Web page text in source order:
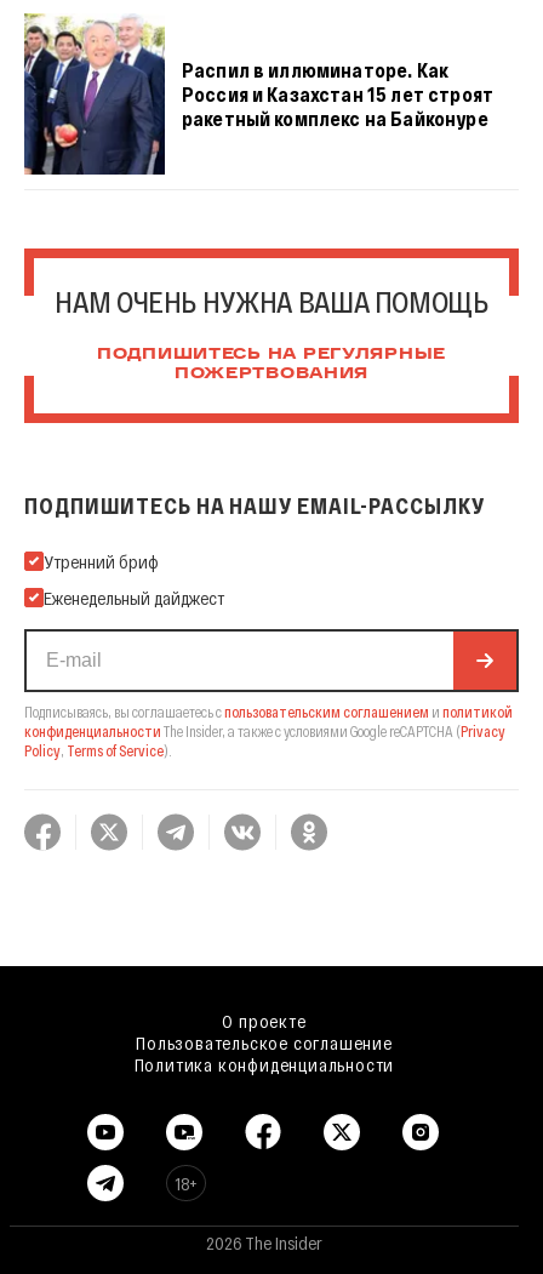
Распил в иллюминаторе. Как
Россия и Казахстан 15 лет строят
ракетный комплекс на Байконуре
НАМ ОЧЕНЬ НУЖНА ВАША ПОМОЩЬ
ПОДПИШИТЕСЬ НА РЕГУЛЯРНЫЕ
ПОЖЕРТВОВАНИЯ
ПОДПИШИТЕСЬ НА НАШУ EMAIL-РАССЫЛКУ
Подпишитесь на нашу Email-рассылку
Утренний бриф
Еженедельный дайджест
Подписываясь, вы соглашаетесь спользовательским соглашением и политикой
конфиденциальности The Insider, а также с условиями Google reCAPTCHA (Privacy
Policy, Terms of Service).
О проекте
Пользовательское соглашение
Политика конфиденциальности
18+
2026 The Insider